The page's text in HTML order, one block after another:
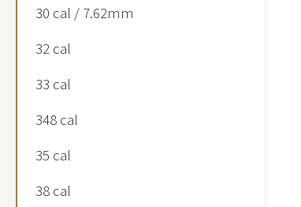
30 cal / 7.62mm
32 cal
33 cal
348 cal
35 cal
38 cal